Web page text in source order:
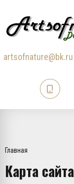
artsofnature@bk.ru
Главная
Карта сайта